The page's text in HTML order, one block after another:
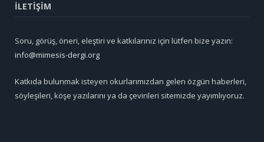
İLETİŞİM
Soru, görüş, öneri, eleştiri ve katkılarınız için lütfen bize yazın:
info@mimesis-dergi.org
Katkıda bulunmak isteyen okurlarımızdan gelen özgün haberleri,
söyleşileri, köşe yazılarını ya da çevirileri sitemizde yayımlıyoruz.